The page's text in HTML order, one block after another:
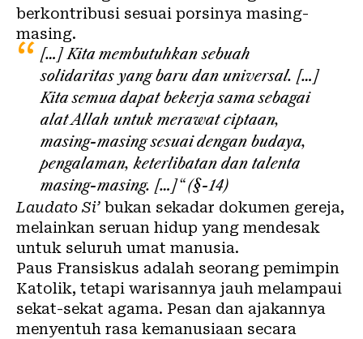
berkontribusi sesuai porsinya masing-
masing.
[…] Kita membutuhkan sebuah
solidaritas yang baru dan universal. […]
Kita semua dapat bekerja sama sebagai
alat Allah untuk merawat ciptaan,
masing-masing sesuai dengan budaya,
pengalaman, keterlibatan dan talenta
masing-masing. […]“ (§-14)
Laudato Si’ bukan sekadar dokumen gereja,
melainkan seruan hidup yang mendesak
untuk seluruh umat manusia.
Paus Fransiskus adalah seorang pemimpin
Katolik, tetapi warisannya jauh melampaui
sekat-sekat agama. Pesan dan ajakannya
menyentuh rasa kemanusiaan secara